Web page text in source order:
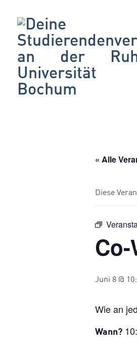
« Alle
Diese
Juni 8 @
Wie an
Wann?